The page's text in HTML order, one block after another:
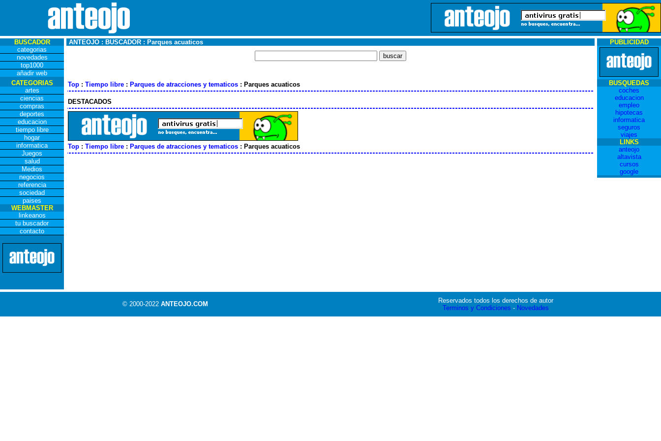
BUSCADOR
categorias
novedades
top1000
añadir web
ANTEOJO : BUSCADOR : Parques acuaticos PUBLICIDAD
CATEGORIAS
artes
ciencias
compras
deportes
educacion
tiempo libre
hogar
informatica
Juegos
salud
Medios
negocios
referencia
sociedad
paises
WEBMASTER
linkeanos
tu buscador
contacto
Top : Tiempo libre : Parques de atracciones y tematicos : Parques acuaticos
DESTACADOS
Top : Tiempo libre : Parques de atracciones y tematicos : Parques acuaticos
BUSQUEDAS
coches
educacion
empleo
hipotecas
informatica
seguros
viajes
LINKS
anteojo
altavista
cursos
google
© 2000-2022 ANTEOJO.COM
Reservados todos los derechos de autor
Terminos y Condiciones - Novedades